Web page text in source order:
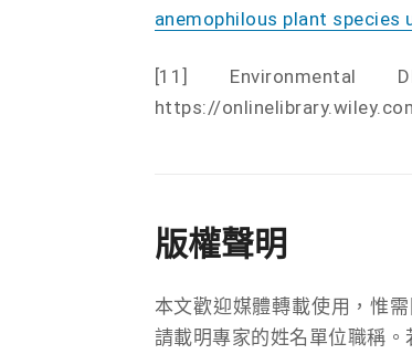
anemophilous plant species
[11]
https://
版權聲明
本文歡迎媒體轉載使用，惟
請載明專家的姓名單位職稱